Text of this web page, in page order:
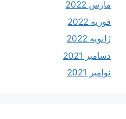
مارس 2022
فوریه 2022
ژانویه 2022
دسامبر 2021
نوامبر 2021